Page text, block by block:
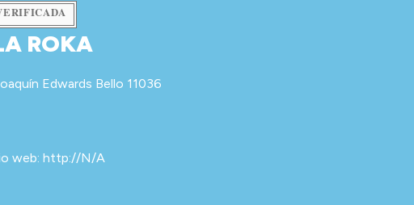
ROKA
Edwards Bello 11036
web: http://N/A